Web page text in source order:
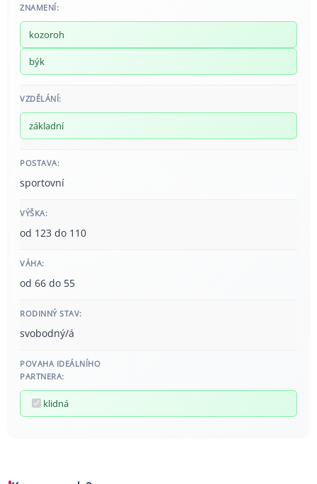
ZNAMENÍ:
kozoroh
býk
VZDĚLÁNÍ:
základní
POSTAVA:
sportovní
VÝŠKA:
od 123 do 110
VÁHA:
od 66 do 55
RODINNÝ STAV:
svobodný/á
POVAHA IDEÁLNÍHO
PARTNERA:
klidná